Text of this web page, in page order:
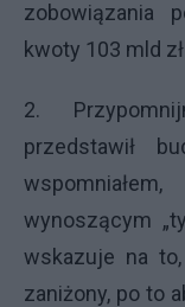
zobowiązania
kwoty 103 mld
2.
przedstawił
wynoszącym
wskazuje na
zaniżony, po to